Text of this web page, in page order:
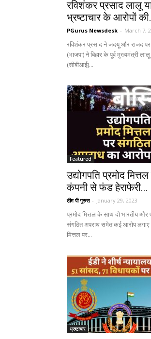
रविशंकर प्रसाद लालू
भ्रष्टाचार के आरोपों
PGurus Newsdesk - March 7,
रविशंकर प्रसाद ने जदयू और राजद पर
(भाजपा) ने बिहार के पूर्व मुख्यमंत्री
(सीबीआई)...
Featured
उद्योगपति प्रमोद
कंपनी से फंड हेराफेरी...
टीम पी गुरुस - January 29, 2023
प्रमोद मित्तल के साथ दो भारतीय और
संगठित अपराध समेत कई आरोप लगाए
मित्तल पर...
भ्रष्टाचार